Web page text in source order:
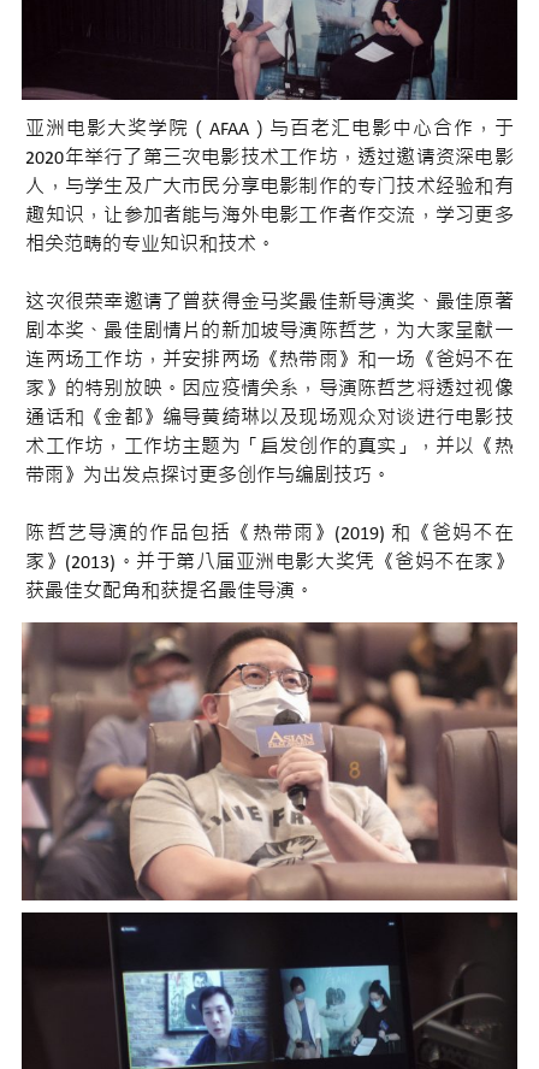
亚洲电影大奖学院（AFAA）与百老汇电影中心合作，于
2020年举行了第三次电影技术工作坊，透过邀请资深电影
人，与学生及广大市民分享电影制作的专门技术经验和有
趣知识，让参加者能与海外电影工作者作交流，学习更多
相关范畴的专业知识和技术。
这次很荣幸邀请了曾获得金马奖最佳新导演奖、最佳原著
剧本奖、最佳剧情片的新加坡导演陈哲艺，为大家呈献一
连两场工作坊，并安排两场《热带雨》和一场《爸妈不在
家》的特别放映。因应疫情关系，导演陈哲艺将透过视像
通话和《金都》编导黄绮琳以及现场观众对谈进行电影技
术工作坊，工作坊主题为「启发创作的真实」，并以《热
带雨》为出发点探讨更多创作与编剧技巧。
陈哲艺导演的作品包括《热带雨》(2019) 和《爸妈不在
家》(2013)。并于第八届亚洲电影大奖凭《爸妈不在家》
获最佳女配角和获提名最佳导演。